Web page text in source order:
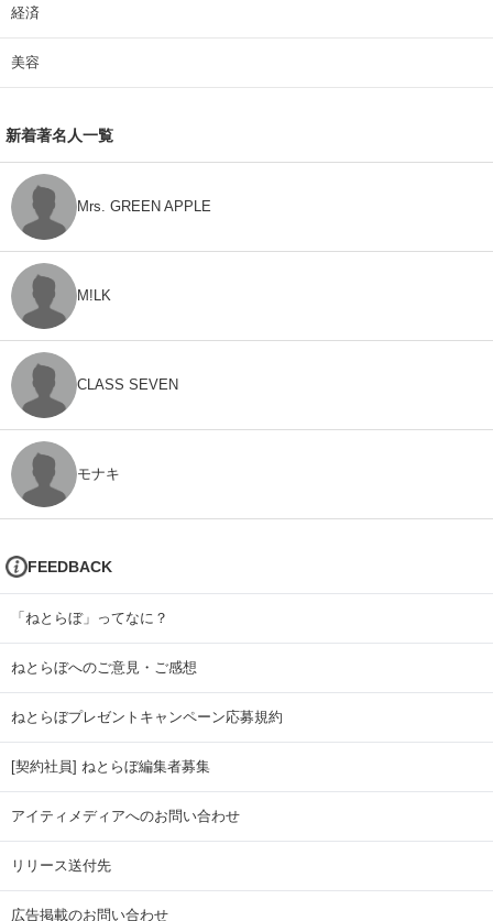
経済
美容
新着著名人一覧
Mrs. GREEN APPLE
M!LK
CLASS SEVEN
モナキ
FEEDBACK
「ねとらぼ」ってなに？
ねとらぼへのご意見・ご感想
ねとらぼプレゼントキャンペーン応募規約
[契約社員] ねとらぼ編集者募集
アイティメディアへのお問い合わせ
リリース送付先
広告掲載のお問い合わせ